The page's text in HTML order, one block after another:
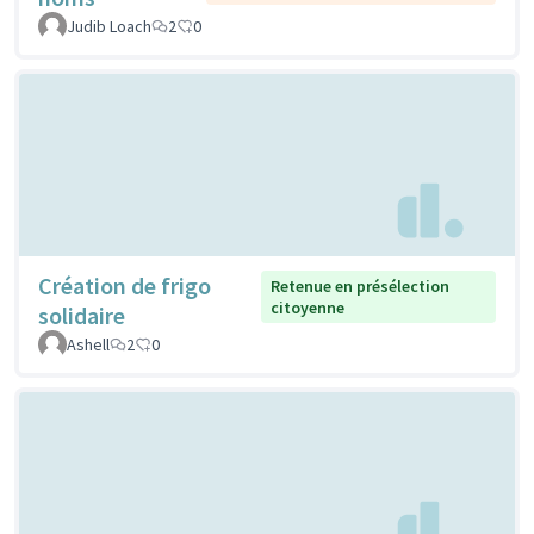
Judib Loach 2 0
Création de frigo
solidaire
Retenue en présélection
citoyenne
Ashell
2 0